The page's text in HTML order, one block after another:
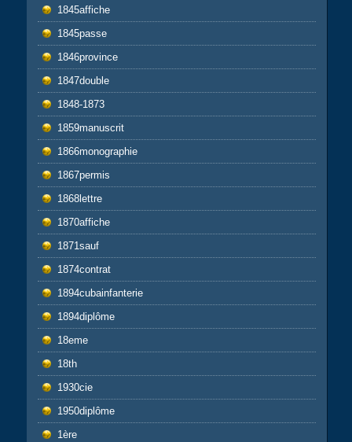
1845affiche
1845passe
1846province
1847double
1848-1873
1859manuscrit
1866monographie
1867permis
1868lettre
1870affiche
1871sauf
1874contrat
1894cubainfanterie
1894diplôme
18eme
18th
1930cie
1950diplôme
1ère